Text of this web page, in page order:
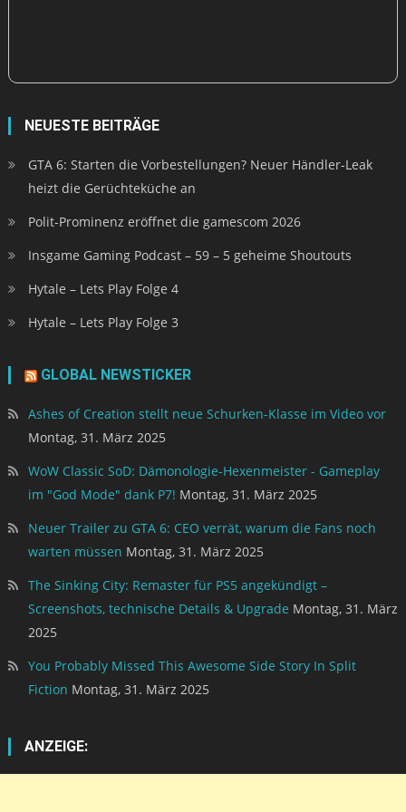
NEUESTE BEITRÄGE
GTA 6: Starten die Vorbestellungen? Neuer Händler-Leak
heizt die Gerüchteküche an
Polit-Prominenz eröffnet die gamescom 2026
Insgame Gaming Podcast – 59 – 5 geheime Shoutouts
Hytale – Lets Play Folge 4
Hytale – Lets Play Folge 3
GLOBAL NEWSTICKER
Ashes of Creation stellt neue Schurken-Klasse im Video vor
Montag, 31. März 2025
WoW Classic SoD: Dämonologie-Hexenmeister - Gameplay
im "God Mode" dank P7! Montag, 31. März 2025
Neuer Trailer zu GTA 6: CEO verrät, warum die Fans noch
warten müssen Montag, 31. März 2025
The Sinking City: Remaster für PS5 angekündigt –
Screenshots, technische Details & Upgrade Montag, 31. März
2025
You Probably Missed This Awesome Side Story In Split
Fiction Montag, 31. März 2025
ANZEIGE: